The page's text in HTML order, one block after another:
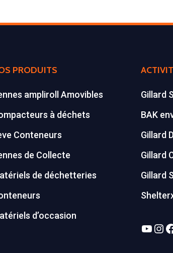
PRODUITS
ampliroll Amovibles
à déchets
Conteneurs
de Collecte
de déchetteries
d’occasion
Gillard
BAK
Gillard
Gillard
Gillard